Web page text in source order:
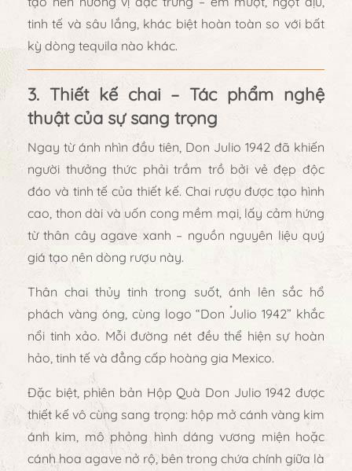
tinh tế và sâu lắng , khác biệt hoàn toàn so với bất
kỳ dòng tequila nào khác.
3. Thiết kế chai – Tác phẩm nghệ
thuật của sự sang trọng
Ngay từ ánh nhìn đầu tiên, Don Julio 1942 đã khiến
người thưởng thức phải trầm trồ bởi vẻ đẹp độc
đáo và tinh tế của thiết kế. Chai rượu được tạo hình
cao, thon dài và uốn cong mềm mại, lấy cảm hứng
từthân cây agave xanh – nguồn nguyên liệu quý
giá tạo nên dòng rượu này.
Thân chai thủy tinh trong suốt, ánh lên sắc hổ
phách vàng óng , cùng logo “Don Julio 1942” khắc
nổi tinh xảo. Mỗi đường nét đều thể hiệnsự hoàn
hảo, tinh tế và đẳng cấp hoàng gia Mexico.
Đặc biệt, phiên bản Hộp Quà Don Julio 1942 được
thiết kế vô cùng sang trọng: hộp mở cánh vàng kim
ánh kim, mô phỏng hình dángvương miện hoặc
cánh hoa agave nở rộ , bên trong chứa chính giữa là